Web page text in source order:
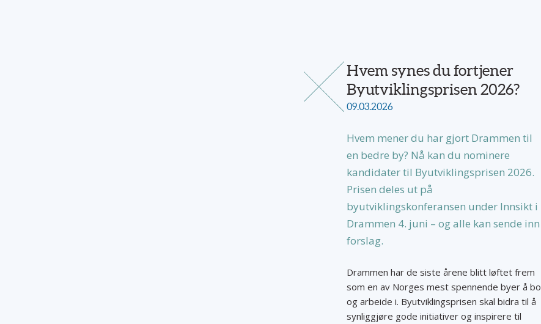
Hvem synes du fortjener
Byutviklingsprisen 2026?
09.03.2026
Hvem mener du har gjort Drammen til
en bedre by? Nå kan du nominere
kandidater til Byutviklingsprisen 2026.
Prisen deles ut på
byutviklingskonferansen under Innsikt i
Drammen 4. juni – og alle kan sende inn
forslag.
Drammen har de siste årene blitt løftet frem
som en av Norges mest spennende byer å bo
og arbeide i. Byutviklingsprisen skal bidra til å
synliggjøre gode initiativer og inspirere til